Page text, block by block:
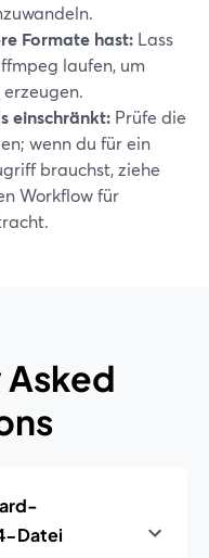
Formate hast: Lass
laufen, um
einschränkt: Prüfe die
wenn du für ein
brauchst, ziehe
Workflow für
Datei